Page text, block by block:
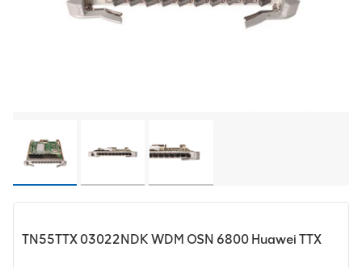
TN55TTX 03022NDK WDM OSN 6800 Huawei TTX